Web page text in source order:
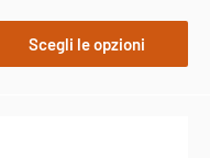
Scegli le opzioni